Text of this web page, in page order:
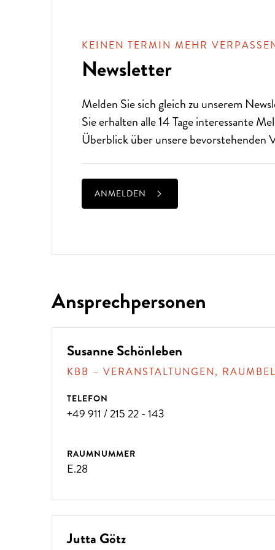
?
ÜBER 300
!
KEINEN TERMIN MEHR
Newsletter
Melden Sie sich gleich zu unserem
Sie erhalten alle 14 Tage interessante
Überblick über unsere bevorstehenden
ANMELDEN
Ansprechpersonen
Susanne Schönleben
KBB – VERANSTALTUNGEN,
TELEFON
+49 911 / 215 22 - 143
RAUMNUMMER
E.28
Jutta Götz